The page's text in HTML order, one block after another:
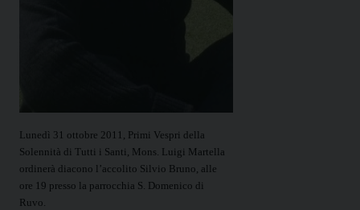
Lunedì 31 ottobre 2011, Primi Vespri della
Solennità di Tutti i Santi, Mons. Luigi Martella
ordinerà diacono l’accolito Silvio Bruno, alle
ore 19 presso la parrocchia S. Domenico di
Ruvo.